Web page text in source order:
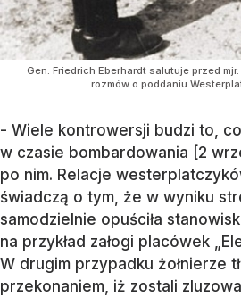
Gen. Friedrich Eberhardt salutuje przed
rozmów o poddaniu
- Wiele kontrowersji budzi to,
w czasie bombardowania [2
po nim. Relacje
świadczą o tym, że w wyniku
samodzielnie opuściła
na przykład załogi placówek
W drugim przypadku żołnierze
przekonaniem, iż zostali